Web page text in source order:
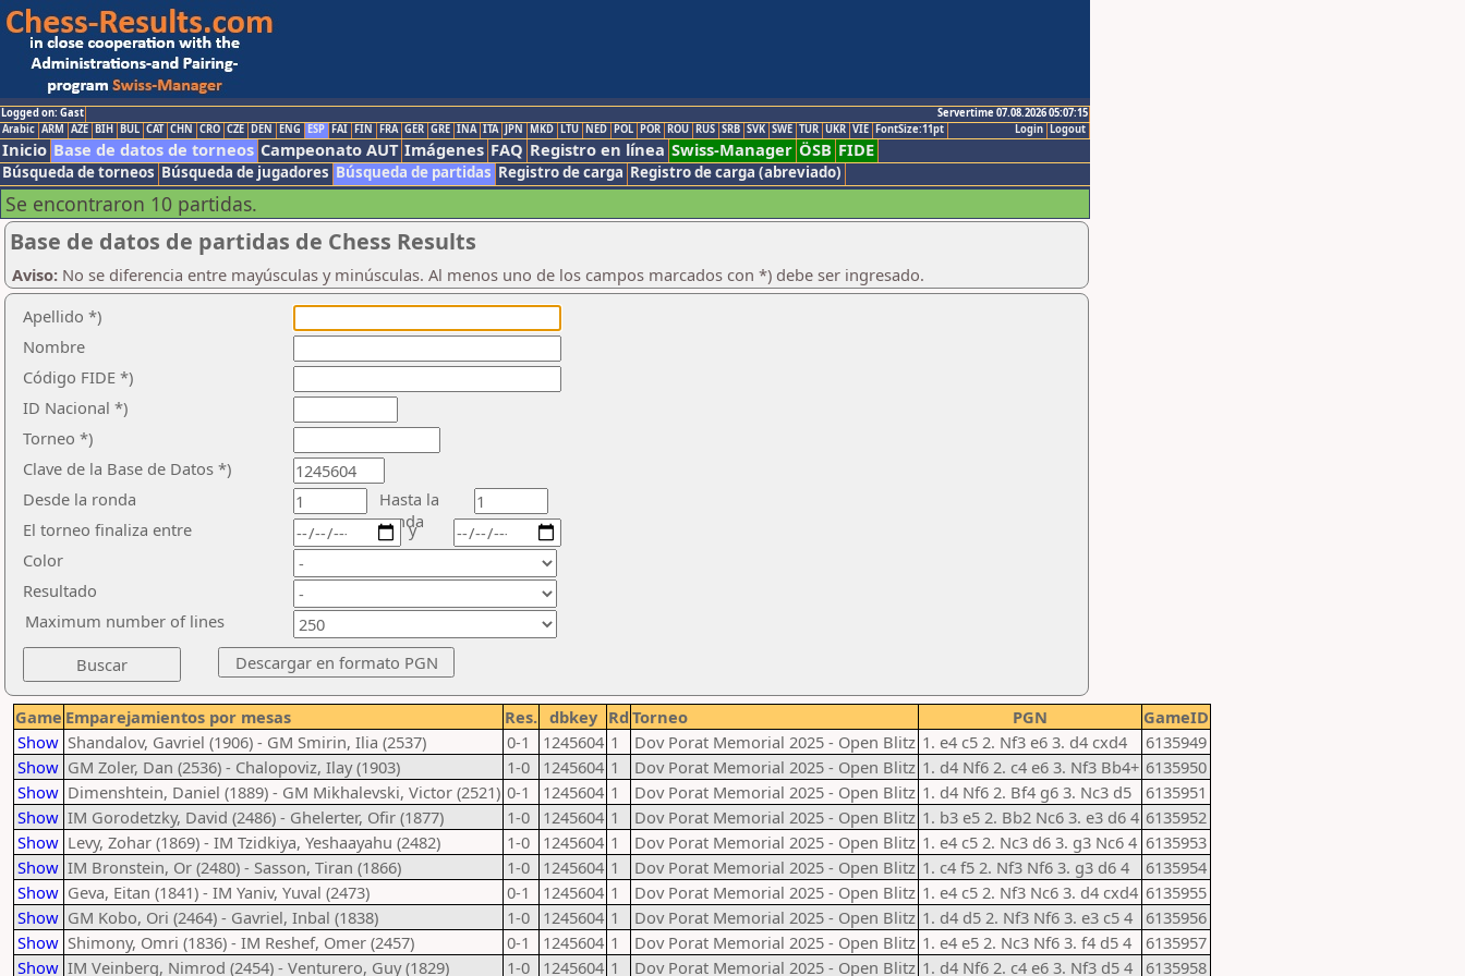
Logged on: Gast
Servertime 07.08.2026 05:07:15
Logout
Login
Arabic ARM AZE BIH BUL CAT CHN CRO CZE DEN ENG ESP FAI FIN FRA GER GRE INA ITA JPN MKD LTU NED POL POR ROU RUS SRB SVK SWE TUR UKR VIE FontSize:11pt
Inicio Base de datos de torneos Campeonato AUT Imágenes FAQ Registro en línea Swiss-Manager ÖSB FIDE
Búsqueda de torneos Búsqueda de jugadores Búsqueda de partidas Registro de carga Registro de carga (abreviado)
Se encontraron 10 partidas.
Base de datos de partidas de Chess Results
Aviso: No se diferencia entre mayúsculas y minúsculas. Al menos uno de los campos marcados con *) debe ser ingresado.
Apellido *)
Nombre
Código FIDE *)
ID Nacional *)
Torneo *)
Clave de la Base de Datos *)
Desde la ronda
Hasta la
ronda
El torneo finaliza entre
Color
Resultado
y
Maximum number of lines
Game Emparejamientos por mesas Res. dbkey Rd Torneo PGN
GameID
Show Shandalov, Gavriel (1906) - GM Smirin, Ilia (2537) 0-1 1245604 1 Dov Porat Memorial 2025 - Open Blitz 1. e4 c5 2. Nf3 e6 3. d4 cxd4
6135949
Show GM Zoler, Dan (2536) - Chalopoviz, Ilay (1903) 1-0 1245604 1 Dov Porat Memorial 2025 - Open Blitz 1. d4 Nf6 2. c4 e6 3. Nf3 Bb4+ 6135950
Show Dimenshtein, Daniel (1889) - GM Mikhalevski, Victor (2521) 0-1 1245604 1 Dov Porat Memorial 2025 - Open Blitz 1. d4 Nf6 2. Bf4 g6 3. Nc3 d5
6135951
Show IM Gorodetzky, David (2486) - Ghelerter, Ofir (1877) 1-0 1245604 1 Dov Porat Memorial 2025 - Open Blitz 1. b3 e5 2. Bb2 Nc6 3. e3 d6 4 6135952
Show Levy, Zohar (1869) - IM Tzidkiya, Yeshaayahu (2482) 1-0 1245604 1 Dov Porat Memorial 2025 - Open Blitz 1. e4 c5 2. Nc3 d6 3. g3 Nc6 4 6135953
Show IM Bronstein, Or (2480) - Sasson, Tiran (1866) 1-0 1245604 1 Dov Porat Memorial 2025 - Open Blitz 1. c4 f5 2. Nf3 Nf6 3. g3 d6 4
6135954
Show Geva, Eitan (1841) - IM Yaniv, Yuval (2473) 0-1 1245604 1 Dov Porat Memorial 2025 - Open Blitz 1. e4 c5 2. Nf3 Nc6 3. d4 cxd4 6135955
Show GM Kobo, Ori (2464) - Gavriel, Inbal (1838) 1-0 1245604 1 Dov Porat Memorial 2025 - Open Blitz 1. d4 d5 2. Nf3 Nf6 3. e3 c5 4
6135956
Show Shimony, Omri (1836) - IM Reshef, Omer (2457) 0-1 1245604 1 Dov Porat Memorial 2025 - Open Blitz 1. e4 e5 2. Nc3 Nf6 3. f4 d5 4
6135957
Show IM Veinberg, Nimrod (2454) - Venturero, Guy (1829) 1-0 1245604 1 Dov Porat Memorial 2025 - Open Blitz 1. d4 Nf6 2. c4 e6 3. Nf3 d5 4 6135958